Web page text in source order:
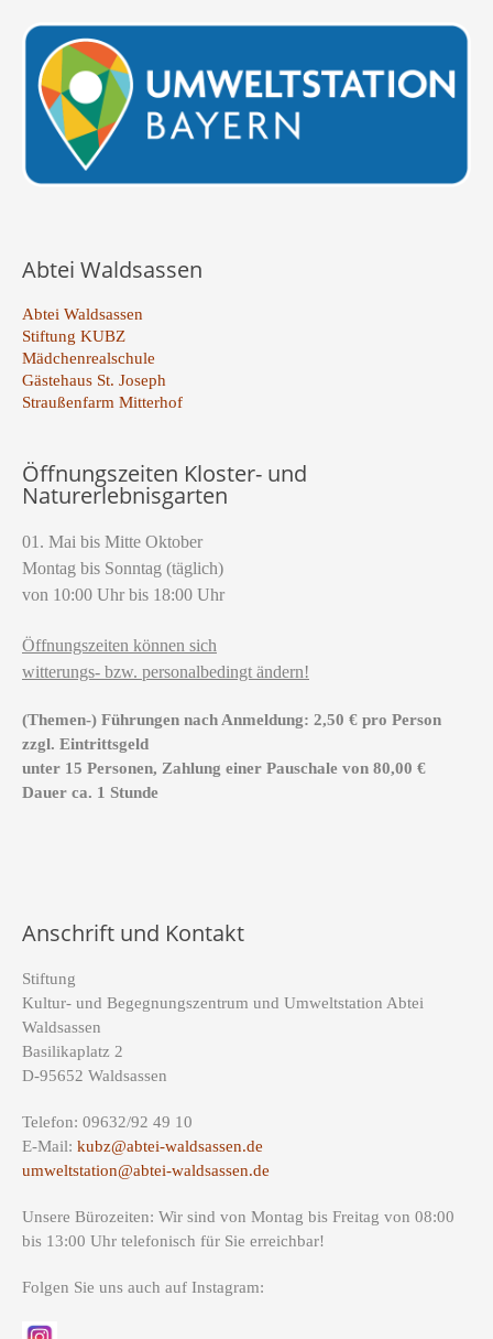
Abtei Waldsassen
Abtei Waldsassen
Stiftung KUBZ
Mädchenrealschule
Gästehaus St. Joseph
Straußenfarm Mitterhof
Öffnungszeiten Kloster- und
Naturerlebnisgarten
01. Mai bis Mitte Oktober
Montag bis Sonntag (täglich)
von 10:00 Uhr bis 18:00 Uhr
Öffnungszeiten können sich
witterungs- bzw. personalbedingt ändern!
(Themen-) Führungen nach Anmeldung: 2,50 € pro Person
zzgl. Eintrittsgeld
unter 15 Personen, Zahlung einer Pauschale von 80,00 €
Dauer ca. 1 Stunde
Anschrift und Kontakt
Stiftung
Kultur- und Begegnungszentrum und Umweltstation Abtei
Waldsassen
Basilikaplatz 2
D-95652 Waldsassen
Telefon: 09632/92 49 10
E-Mail: kubz@abtei-waldsassen.de
umweltstation@abtei-waldsassen.de
Unsere Bürozeiten: Wir sind von Montag bis Freitag von 08:00
bis 13:00 Uhr telefonisch für Sie erreichbar!
Folgen Sie uns auch auf Instagram: